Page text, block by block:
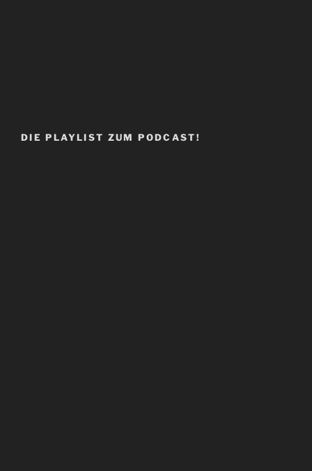
DIE PLAYLIST ZUM PODCAST!